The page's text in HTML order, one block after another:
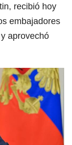
recibió hoy
embajadores
aprovechó